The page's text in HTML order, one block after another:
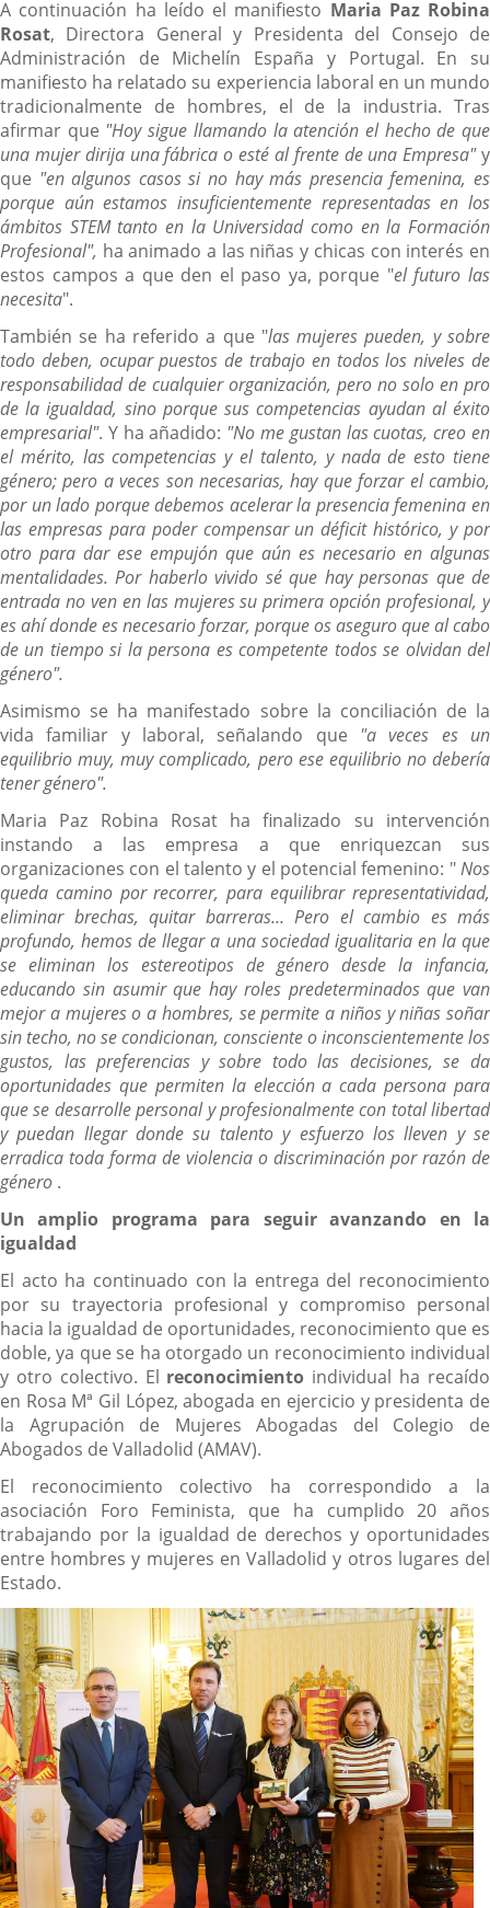
A continuación ha leído el manifiesto Maria Paz Robina
Rosat, Directora General y Presidenta del Consejo de
Administración de Michelín España y Portugal. En su
manifiesto ha relatado su experiencia laboral en un mundo
tradicionalmente de hombres, el de la industria. Tras
afirmar que "Hoy sigue llamando la atención el hecho de que
una mujer dirija una fábrica o esté al frente de una Empresa"y
que "en algunos casos si no hay más presencia femenina, es
porque aún estamos insuficientemente representadas en los
ámbitos STEM tanto en la Universidad como en la Formación
Profesional", ha animado a las niñas y chicas con interés en
estos campos a que den el paso ya, porque "el futuro las
necesita".
También se ha referido a que "las mujeres pueden, y sobre
todo deben, ocupar puestos de trabajo en todos los niveles de
responsabilidad de cualquier organización, pero no solo en pro
de la igualdad, sino porque sus competencias ayudan al éxito
empresarial". Y ha añadido: "No me gustan las cuotas, creo en
el mérito, las competencias y el talento, y nada de esto tiene
género; pero a veces son necesarias, hay que forzar el cambio,
por un lado porque debemos acelerar la presencia femenina en
las empresas para poder compensar un déficit histórico, y por
otro para dar ese empujón que aún es necesario en algunas
mentalidades. Por haberlo vivido sé que hay personas que de
entrada no ven en las mujeres su primera opción profesional, y
es ahí donde es necesario forzar, porque os aseguro que al cabo
de un tiempo si la persona es competente todos se olvidan del
género".
Asimismo se ha manifestado sobre la conciliación de la
vida familiar y laboral, señalando que "a veces es un
equilibrio muy, muy complicado, pero ese equilibrio no debería
tener género".
Maria Paz Robina Rosat ha finalizado su intervención
instando a las empresa a que enriquezcan sus
organizaciones con el talento y el potencial femenino: "Nos
queda camino por recorrer, para equilibrar representatividad,
eliminar brechas, quitar barreras… Pero el cambio es más
profundo, hemos de llegar a una sociedad igualitaria en la que
se eliminan los estereotipos de género desde la infancia,
educando sin asumir que hay roles predeterminados que van
mejor a mujeres o a hombres, se permite a niños y niñas soñar
sin techo, no se condicionan, consciente o inconscientemente los
gustos, las preferencias y sobre todo las decisiones, se da
oportunidades que permiten la elección a cada persona para
que se desarrolle personal y profesionalmente con total libertad
y puedan llegar donde su talento y esfuerzo los lleven y se
erradica toda forma de violencia o discriminación por razón de
género .
Un amplio programa para seguir avanzando en la
igualdad
El acto ha continuado con la entrega del reconocimiento
por su trayectoria profesional y compromiso personal
hacia la igualdad de oportunidades, reconocimiento que es
doble, ya que se ha otorgado un reconocimiento individual
y otro colectivo. El reconocimiento individual ha recaído
en Rosa Mª Gil López, abogada en ejercicio y presidenta de
la Agrupación de Mujeres Abogadas del Colegio de
Abogados de Valladolid (AMAV).
El reconocimiento colectivo ha correspondido a la
asociación Foro Feminista, que ha cumplido 20 años
trabajando por la igualdad de derechos y oportunidades
entre hombres y mujeres en Valladolid y otros lugares del
Estado.